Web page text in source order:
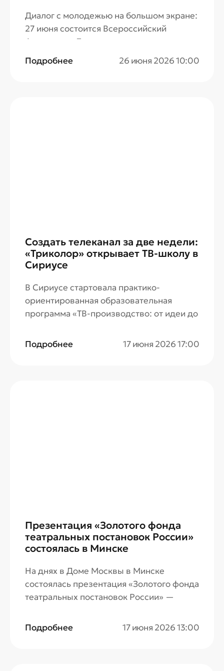
Диалог с молодежью на большом экране:
27 июня состоится Всероссийский
фестиваль «День молодежи», самые
яркие события которого смогут увидеть
зрители каналов «Триколор».
Подробнее 26 июня 2026 10:00
Создать телеканал за две недели:
«Триколор» открывает ТВ-школу в
Сириусе
В Сириусе стартовала практико-
ориентированная образовательная
программа «ТВ-производство: от идеи до
— стратегического информационного
партнера Сириуса — познакомят
Подробнее 17 июня 2026 17:00
Презентация «Золотого фонда
театральных постановок России»
состоялась в Минске
На днях в Доме Москвы в Минске
состоялась презентация «Золотого фонда
театральных постановок России» —
видеотеки спектаклей нашей страны.
Подробнее 17 июня 2026 13:00